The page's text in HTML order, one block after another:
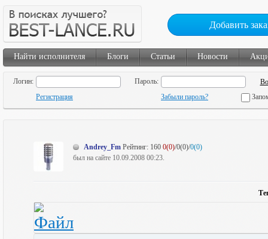
Добавить
Найти исполнителя Блоги Статьи Новости
Логин:
Пароль:
Регистрация
Забыли пароль?
Andrey_Fm Рейтинг: 160 0(0)/0(0)/0(0)
был на сайте 10.09.2008 00:23.